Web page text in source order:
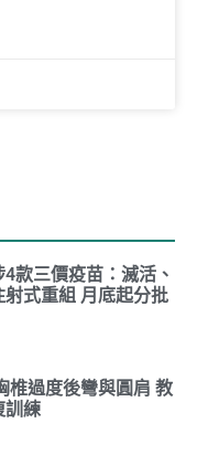
款三價疫苗：滅活、
式重組 月底起分批
椎過度後彎與圓肩 教
訓練